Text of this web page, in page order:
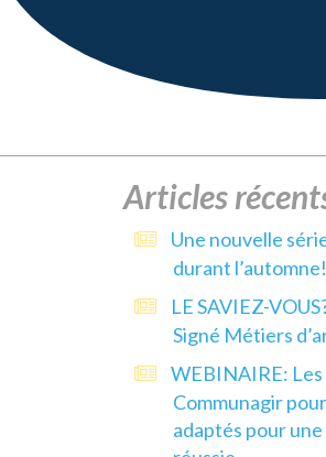
Articles
Une nouvelle
durant l’automne!
LE SAVIEZ-
Signé Métiers
WEBINAIRE:
Communagir
adaptés pour